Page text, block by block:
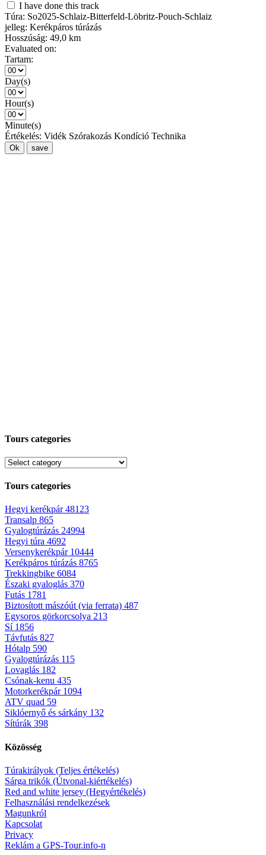
I have done this track
Túra: So2025-Schlaiz-Bitterfeld-Löbritz-Pouch-Schlaiz
jelleg: Kerékpáros túrázás
Hosszúság: 49,0 km
Evaluated on:
Tartam:
Day(s)
Hour(s)
Minute(s)
Értékelés: Vidék Szórakozás Kondíció Technika
Ok save
Tours categories
Tours categories
Hegyi kerékpár48123
Transalp 865
Gyalogtúrázás 24994
Hegyi túra 4692
Versenykerékpár 10444
Kerékpáros túrázás 8765
Trekkingbike 6084
Északi gyaloglás 370
Futás 1781
Biztosított mászóút (via ferrata) 487
Egysoros görkorcsolya 213
Sí 1856
Távfutás 827
Hótalp 590
Gyalogtúrázás 115
Lovaglás 182
Csónak-kenu 435
Motorkerékpár 1094
ATV quad 59
Siklóernyő és sárkány 132
Sítúrák 398
Közösség
Túrakirályok (Teljes értékelés)
Sárga trikók (Útvonal-kiértékelés)
Red and white jersey (Hegyértékelés)
Felhasználási rendelkezések
Magunkról
Kapcsolat
Privacy
Reklám a GPS-Tour.info-n